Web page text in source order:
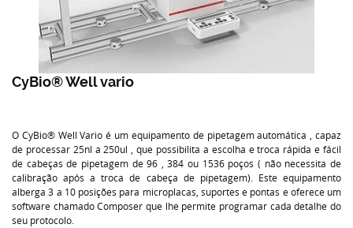
CyBio® Well vario
O CyBio® Well Vario é um equipamento de pipetagem automática , capaz
de processar 25nl a 250ul , que possibilita a escolha e troca rápida e fácil
de cabeças de pipetagem de 96 , 384 ou 1536 poços ( não necessita de
calibração após a troca de cabeça de pipetagem). Este equipamento
alberga 3 a 10 posições para microplacas, suportes e pontas e oferece um
software chamado Composer que lhe permite programar cada detalhe do
seu protocolo.